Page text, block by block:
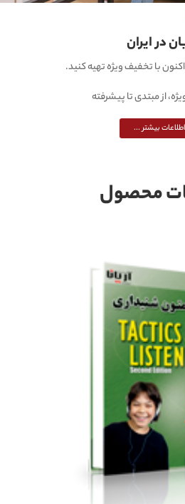
در ایران
از مبتدی تا پیشرفته
اطلاعات بیشتر ...
محصول